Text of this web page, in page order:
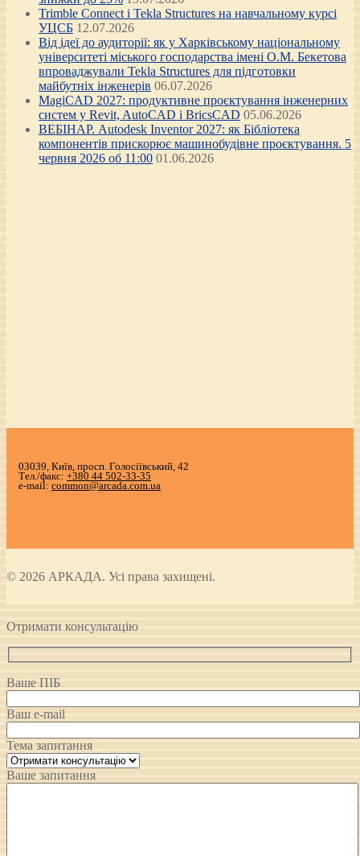
Trimble Connect і Tekla Structures на навчальному курсі
УЦСБ 12.07.2026
Від ідеї до аудиторії: як у Харківському національному
університеті міського господарства імені О.М. Бекетова
впроваджували Tekla Structures для підготовки
майбутніх інженерів 06.07.2026
MagiCAD 2027: продуктивне проєктування інженерних
систем у Revit, AutoCAD і BricsCAD 05.06.2026
ВЕБІНАР. Autodesk Inventor 2027: як Бібліотека
компонентів прискорює машинобудівне проєктування. 5
червня 2026 об 11:00 01.06.2026
03039, Київ, просп. Голосіївський, 42
Тел./факс: +380 44 502-33-35
e-mail: common@arcada.com.ua
© 2026 АРКАДА. Усі права захищені.
Отримати консультацію
Ваше ПІБ
Ваш e-mail
Тема запитання
Ваше запитання